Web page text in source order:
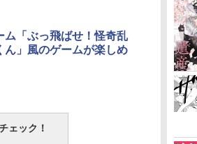
ム「ぶっ飛ばせ！怪奇乱
ん」風のゲームが楽しめ
ェック！